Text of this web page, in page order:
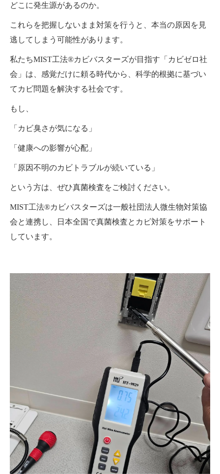
どこに発生源があるのか。
これらを把握しないまま対策を行うと、本当の原因を見
逃してしまう可能性があります。
私たちMIST工法®カビバスターズが目指す「カビゼロ社
会」は、感覚だけに頼る時代から、科学的根拠に基づい
てカビ問題を解決する社会です。
もし、
「カビ臭さが気になる」
「健康への影響が心配」
「原因不明のカビトラブルが続いている」
という方は、ぜひ真菌検査をご検討ください。
MIST工法®カビバスターズは一般社団法人微生物対策協
会と連携し、日本全国で真菌検査とカビ対策をサポート
しています。